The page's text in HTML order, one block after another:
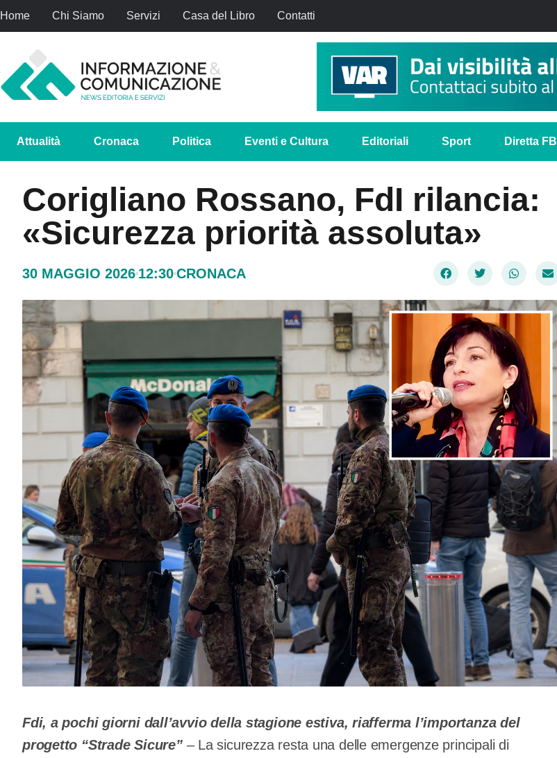
Home Chi Siamo Servizi Casa del Libro Contatti
Attualità Cronaca Politica Eventi e Cultura Editoriali Sport Diretta FB
Corigliano Rossano, FdI rilancia:
«Sicurezza priorità assoluta»
30 MAGGIO 2026 12:30CRONACA
Fdi, a pochi giorni dall’avvio della stagione estiva, riafferma l’importanza del
progetto “Strade Sicure”– La sicurezza resta una delle emergenze principali di